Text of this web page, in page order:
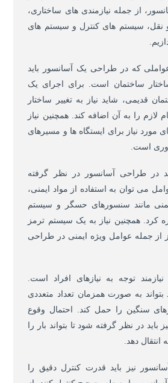
از جمله نیازمندی های ساختاری،
نقل، سیستم های کنترل و سیستم های
که در طراحی یک آسانسور باید
ساختمان است. برای اجرای یک
قدیمی، شاید نیاز به تغییر ساختار
لازم را به آن اضافه کند. همچنین نیاز
مورد نیاز برای ایستگاه ها و مسیرهای
است.
در طراحی آسانسور در نظر گرفته
می توان به استفاده از مواد ایمنی،
مانند سنسورهای حسگر و سیستم
کرد. همچنین نیاز به یک سیستم ترمز
از جمله عوامل ویژه ایمنی در طراحی
توجه به نیازهای افراد است.
به صورت همزمان تعداد متعددی
سنگین را حمل کند. احتمال وقوع
باید در نظر گرفته شود تا بتواند بار را
انتقال دهد.
نیز باید قدرت کنترل دقیق را